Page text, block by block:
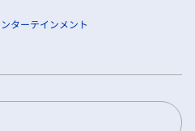
ターテインメント